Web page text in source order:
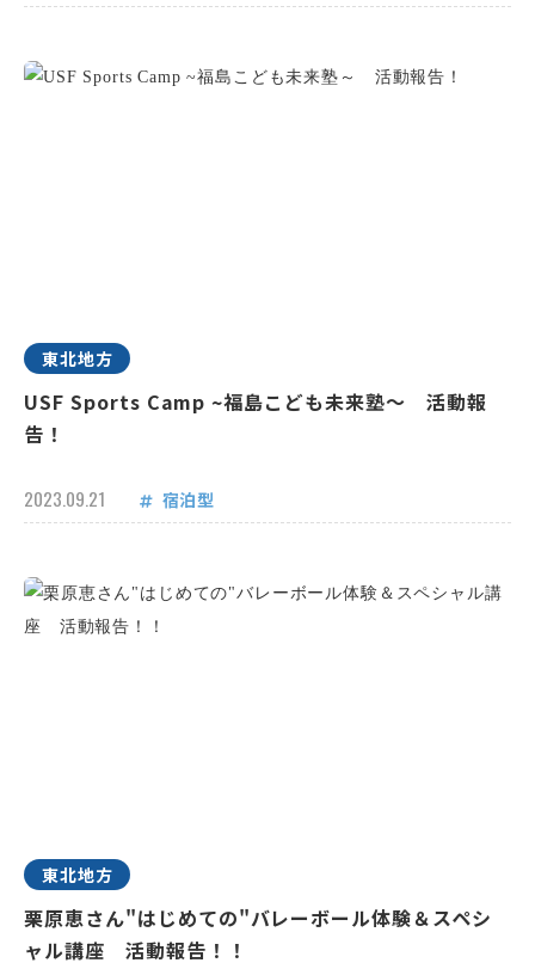
東北地方
USF Sports Camp ~福島こども未来塾～ 活動報
告！
2023.09.21 宿泊型
東北地方
栗原恵さん"はじめての"バレーボール体験＆スペシ
ャル講座 活動報告！！